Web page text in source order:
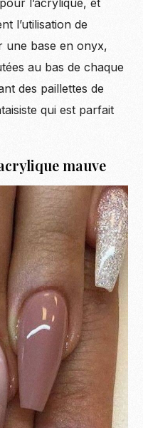
l’acrylique, et
l’utilisation de
une base en onyx,
au bas de chaque
des paillettes de
qui est parfait
mauve